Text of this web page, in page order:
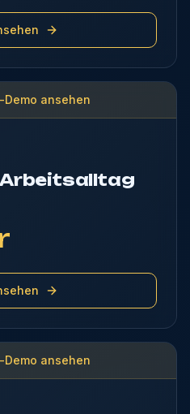
ansehen
Arbeitsalltag
ansehen